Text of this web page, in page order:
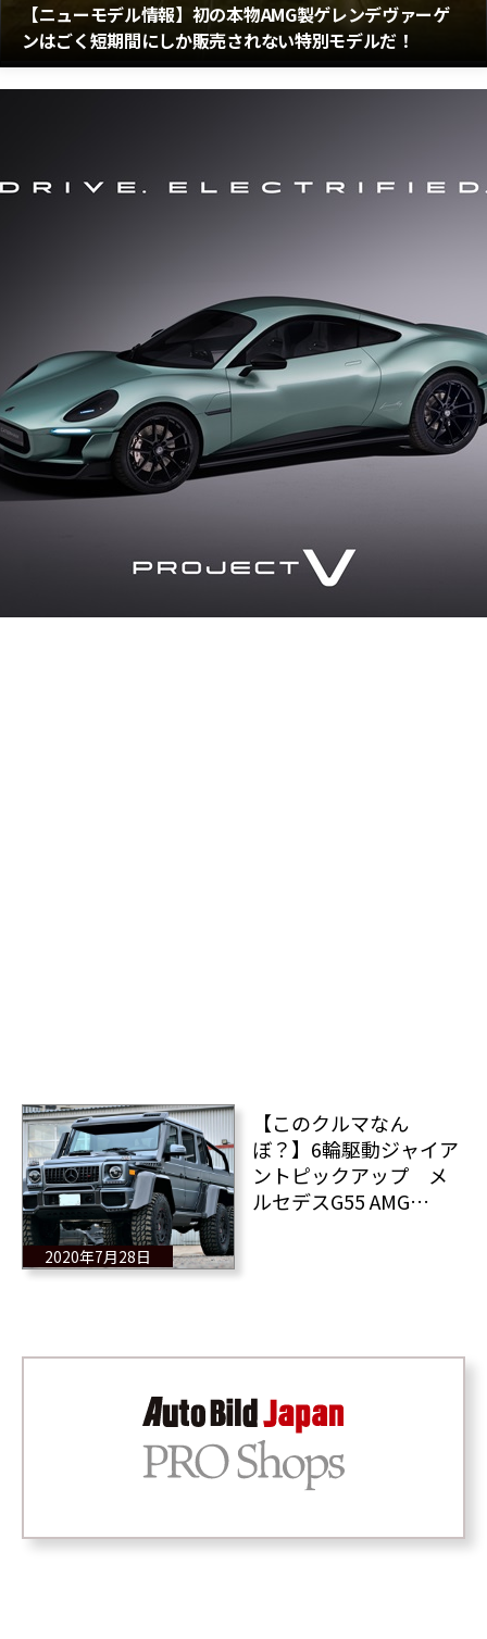
【ニューモデル情報】初の本物AMG製ゲレンデヴァーゲ
ンはごく短期間にしか販売されない特別モデルだ！
2020年7月28日
【このクルマなん
ぼ？】6輪駆動ジャイア
ントピックアップ メ
ルセデスG55 AMG